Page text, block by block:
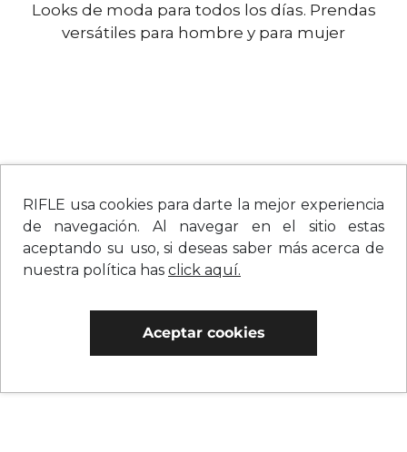
RIFLE usa cookies para darte la mejor experiencia
de navegación. Al navegar en el sitio estas
aceptando su uso, si deseas saber más acerca de
nuestra política has click aquí.
Aceptar cookies
Looks de moda para todos los días. Prendas
versátiles para hombre y para mujer